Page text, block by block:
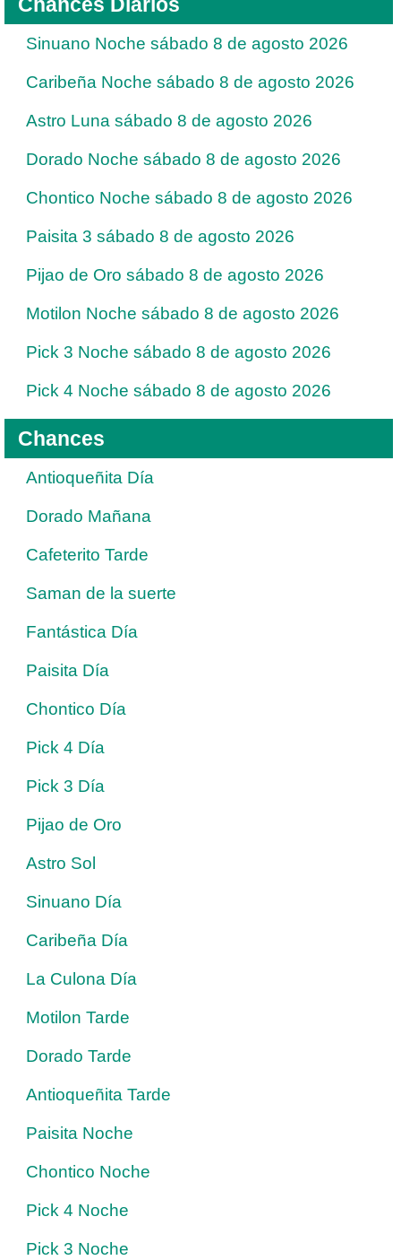
Sinuano Noche sábado 8 de agosto 2026
Caribeña Noche sábado 8 de agosto 2026
Astro Luna sábado 8 de agosto 2026
Dorado Noche sábado 8 de agosto 2026
Chontico Noche sábado 8 de agosto 2026
Paisita 3 sábado 8 de agosto 2026
Pijao de Oro sábado 8 de agosto 2026
Motilon Noche sábado 8 de agosto 2026
Pick 3 Noche sábado 8 de agosto 2026
Pick 4 Noche sábado 8 de agosto 2026
Chances
Antioqueñita Día
Dorado Mañana
Cafeterito Tarde
Saman de la suerte
Fantástica Día
Paisita Día
Chontico Día
Pick 4 Día
Pick 3 Día
Pijao de Oro
Astro Sol
Sinuano Día
Caribeña Día
La Culona Día
Motilon Tarde
Dorado Tarde
Antioqueñita Tarde
Paisita Noche
Chontico Noche
Pick 4 Noche
Pick 3 Noche